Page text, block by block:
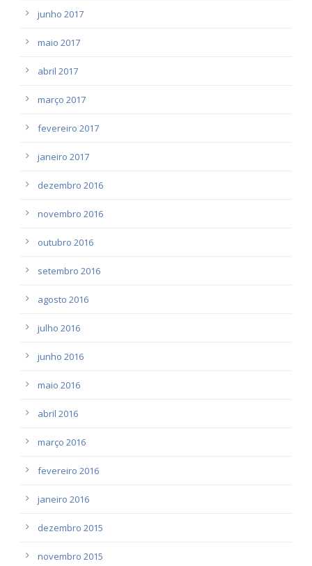
junho 2017
maio 2017
abril 2017
março 2017
fevereiro 2017
janeiro 2017
dezembro 2016
novembro 2016
outubro 2016
setembro 2016
agosto 2016
julho 2016
junho 2016
maio 2016
abril 2016
março 2016
fevereiro 2016
janeiro 2016
dezembro 2015
novembro 2015